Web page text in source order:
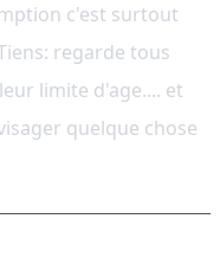
c'est surtout
regarde tous
limite d'age.... et
quelque chose